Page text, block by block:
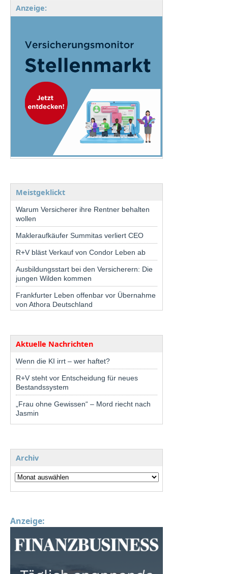
Anzeige:
Meistgeklickt
Warum Versicherer ihre Rentner behalten
wollen
Makleraufkäufer Summitas verliert CEO
R+V bläst Verkauf von Condor Leben ab
Ausbildungsstart bei den Versicherern: Die
jungen Wilden kommen
Frankfurter Leben offenbar vor Übernahme
von Athora Deutschland
Aktuelle Nachrichten
Wenn die KI irrt – wer haftet?
R+V steht vor Entscheidung für neues
Bestandssystem
„Frau ohne Gewissen“ – Mord riecht nach
Jasmin
Archiv
Anzeige: